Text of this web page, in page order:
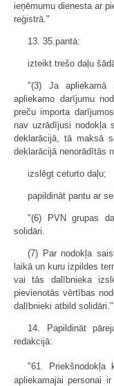
ieņēmumu dienesta ar
reģistrā."
13. 35.pantā:
izteikt trešo daļu
"(3) Ja apliekamā
apliekamo darījumu
preču importa
nav uzrādījusi nodokļa
deklarācijā, tā maksā
deklarācijā nenorādītās
izslēgt ceturto daļu;
papildināt pantu ar
"(6) PVN grupas
solidāri.
(7) Par nodokļa
laikā un kuru izpildes
vai tās dalībnieka
pievienotās vērtības
dalībnieki atbild solidāri."
14. Papildināt
redakcijā:
"61. Priekšnodokļa
apliekamajai personai